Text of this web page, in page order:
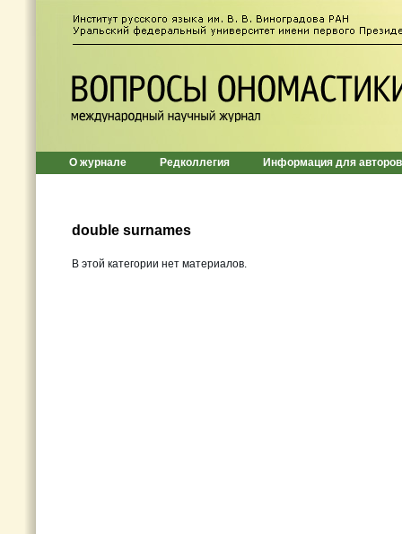
О журнале Редколлегия Информация для авторов
double surnames
В этой категории нет материалов.